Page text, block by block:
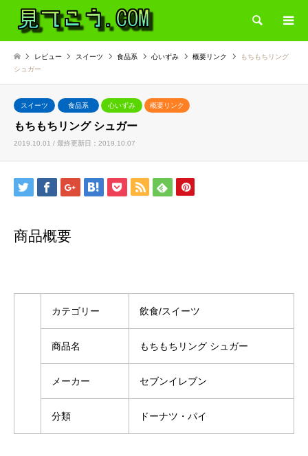
検索
レビュー スイーツ 食品系 心いずみ 概要リンク
もちもちリング
シュガー
スイーツ 食品系 心いずみ 概要リンク
もちもちリング シュガー
2019.10.01 / 最終更新日：2019.10.07
商品概要
カテゴリー 飲食/スイーツ
商品名 もちもちリング シュガー
メーカー セブンイレブン
分類 ドーナツ・パイ